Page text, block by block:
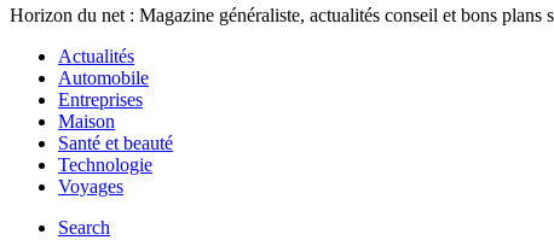
Horizon du net : Magazine généraliste, actualités conseil et bons plans
Actualités
Automobile
Entreprises
Maison
Santé et beauté
Technologie
Voyages
Search